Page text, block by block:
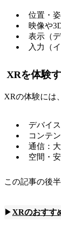
位置・
映像や
表示（
入力（
XRを体験
XRの体験には
デバイ
コンテ
通信：
空間・
この記事の後
▶XRのおすす